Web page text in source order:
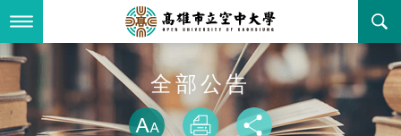
到
要
內最新消息
全部公告
關於本校
全部公告
略過字型切
放大
列印 分享